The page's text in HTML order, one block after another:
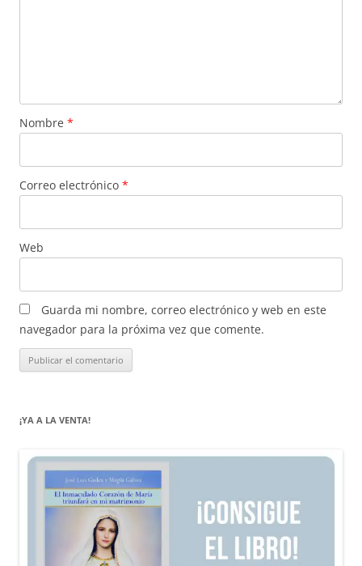
Nombre *
Correo electrónico *
Web
Guarda mi nombre, correo electrónico y web en este
navegador para la próxima vez que comente.
¡YA A LA VENTA!